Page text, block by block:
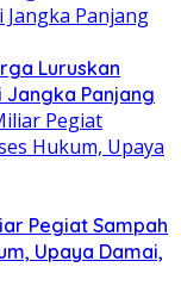
Luruskan
Jangka Panjang
Pegiat Sampah
Upaya Damai,